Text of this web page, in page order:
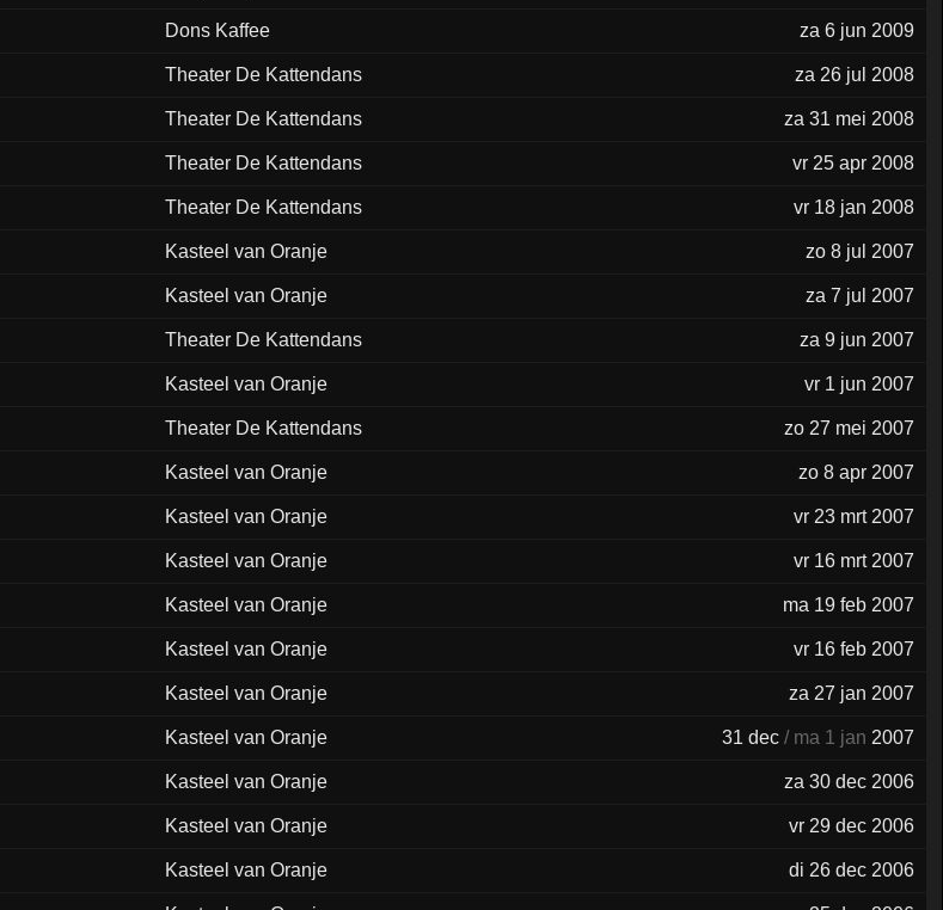
Dons Kaffee za 6 jun 2009
Theater De Kattendans za 26 jul 2008
Theater De Kattendans za 31 mei 2008
Theater De Kattendans vr 25 apr 2008
Theater De Kattendans vr 18 jan 2008
Kasteel van Oranje zo 8 jul 2007
Kasteel van Oranje za 7 jul 2007
Theater De Kattendans za 9 jun 2007
Kasteel van Oranje vr 1 jun 2007
Theater De Kattendans zo 27 mei 2007
Kasteel van Oranje zo 8 apr 2007
Kasteel van Oranje vr 23 mrt 2007
Kasteel van Oranje vr 16 mrt 2007
Kasteel van Oranje ma 19 feb 2007
Kasteel van Oranje vr 16 feb 2007
Kasteel van Oranje za 27 jan 2007
Kasteel van Oranje 31 dec/ ma 1 jan 2007
Kasteel van Oranje za 30 dec 2006
Kasteel van Oranje vr 29 dec 2006
Kasteel van Oranje di 26 dec 2006